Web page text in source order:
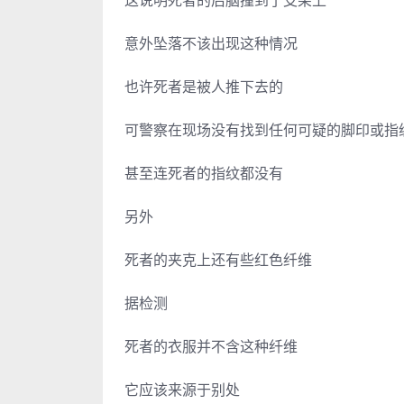
意外坠落不该出现这种情况
也许死者是被人推下去的
可警察在现场没有找到任何可疑的脚印或指
甚至连死者的指纹都没有
另外
死者的夹克上还有些红色纤维
据检测
死者的衣服并不含这种纤维
它应该来源于别处